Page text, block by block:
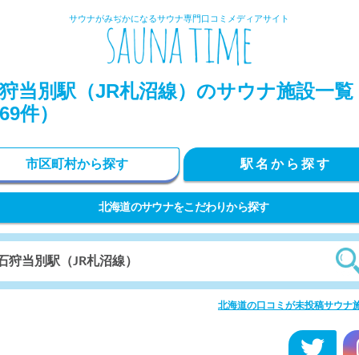
サウナがみぢかになるサウナ専門口コミメディアサイト
当別駅（JR札沼線）のサウナ施設一覧
件）
市区町村から探す 駅名から探す
北海道のサウナをこだわりから探す
北海道の口コミが未投稿サウナ